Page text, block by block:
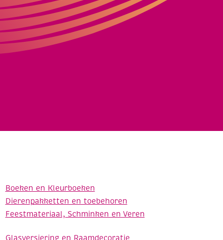
Boeken en Kleurboeken
Dierenpakketten en toebehoren
Feestmateriaal, Schminken en Veren
Glasversiering en Raamdecoratie